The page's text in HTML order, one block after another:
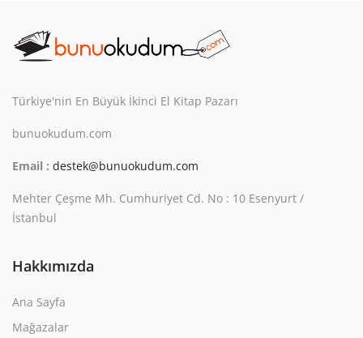
Türkiye'nin En Büyük İkinci El Kitap Pazarı
bunuokudum.com
Email : destek@bunuokudum.com
Mehter Çeşme Mh. Cumhuriyet Cd. No : 10 Esenyurt /
İstanbul
Hakkımızda
Ana Sayfa
Mağazalar